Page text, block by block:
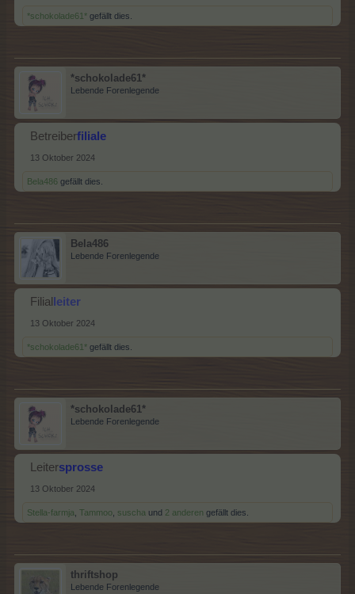
*schokolade61* gefällt dies.
*schokolade61*
Lebende Forenlegende
Betreiberfiliale
13 Oktober 2024
Bela486 gefällt dies.
Bela486
Lebende Forenlegende
Filial leiter
13 Oktober 2024
*schokolade61* gefällt dies.
*schokolade61*
Lebende Forenlegende
Leitersprosse
13 Oktober 2024
Stella-farmja Tammoo suscha und 2 anderen gefällt dies.
thriftshop
Lebende Forenlegende